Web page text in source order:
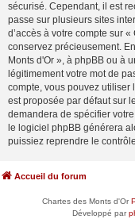
sécurisé. Cependant, il est
passe sur plusieurs sites
d’accès à votre compte sur
conservez précieusement.
Monts d'Or », à phpBB ou à
légitimement votre mot de
compte, vous pouvez utiliser
est proposée par défaut sur
demandera de spécifier
le logiciel phpBB générera
puissiez reprendre le
Accueil du forum
Chartes des Monts d'Or
Développé par